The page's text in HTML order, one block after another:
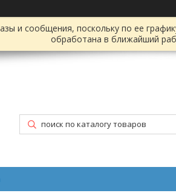
и сообщения, поскольку по ее
обработана в ближайший